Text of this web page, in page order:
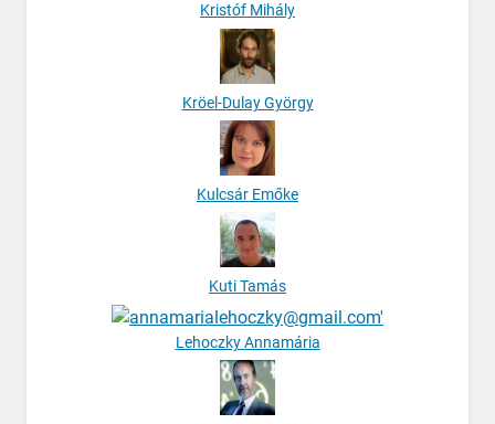
Kristóf Mihály
Kröel-Dulay György
Kulcsár Emőke
Kuti Tamás
Lehoczky Annamária